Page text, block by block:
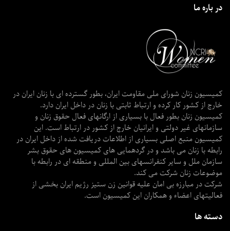
در باره ما
کمیسیون زنان شورای ملی مقاومت ایران، بطور گسترده ای با زنان ایران در
خارج از کشور کار کرده و ارتباط ثابتی با زنان در داخل ایران دارد.
کمیسیون زنان بطور فعال با بسیاری از ارگانهای فعال حقوق زنان و
سازمانهای غیر دولتی و ایرانیان خارج از کشور در ارتباط است. این
کمیسیون منبع اصلی بسیاری از اطلاعات دریافت شده از داخل ایران در
رابطه با زنان می باشد و در گردهمایی های کمیسیون های حقوق بشر
سازمان ملل و سایر کنفرانسهای بین المللی و منطقه ای در رابطه با
موضوعات زنان شرکت می کند.
شرکت در مبارزه بی امان علیه قوانین زن ستیز رژیم ایران بخشی از
فعالیتهای اعضاء و همکاران این کمیسیون است.
دسته ها